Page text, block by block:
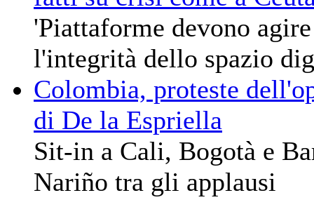
'Piattaforme devono
l'integrità dello spazio
Colombia, proteste
di De la Espriella
Sit-in a Cali, Bogotà e
Nariño tra gli applausi